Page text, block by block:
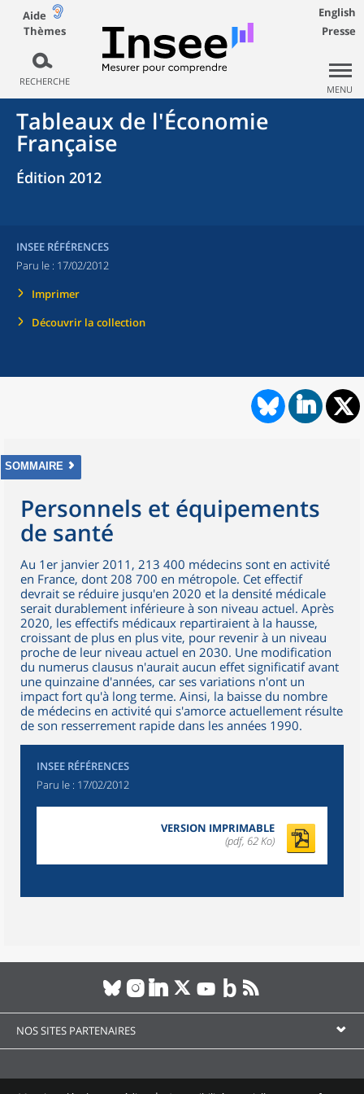
Aide
Thèmes
RECHERCHE
English
Presse
MENU
Tableaux de l'Économie
Française
Édition 2012
INSEE RÉFÉRENCES
Paru le : 17/02/2012
Imprimer
Découvrir la collection
SOMMAIRE
Personnels et équipements
de santé
Au 1er janvier 2011, 213 400 médecins sont en activité
en France, dont 208 700 en métropole. Cet effectif
devrait se réduire jusqu'en 2020 et la densité médicale
serait durablement inférieure à son niveau actuel. Après
2020, les effectifs médicaux repartiraient à la hausse,
croissant de plus en plus vite, pour revenir à un niveau
proche de leur niveau actuel en 2030. Une modification
du numerus clausus n'aurait aucun effet significatif avant
une quinzaine d'années, car ses variations n'ont un
impact fort qu'à long terme. Ainsi, la baisse du nombre
de médecins en activité qui s'amorce actuellement résulte
de son resserrement rapide dans les années 1990.
INSEE RÉFÉRENCES
Paru le : 17/02/2012
VERSION IMPRIMABLE
(pdf, 62 Ko)
NOS SITES PARTENAIRES